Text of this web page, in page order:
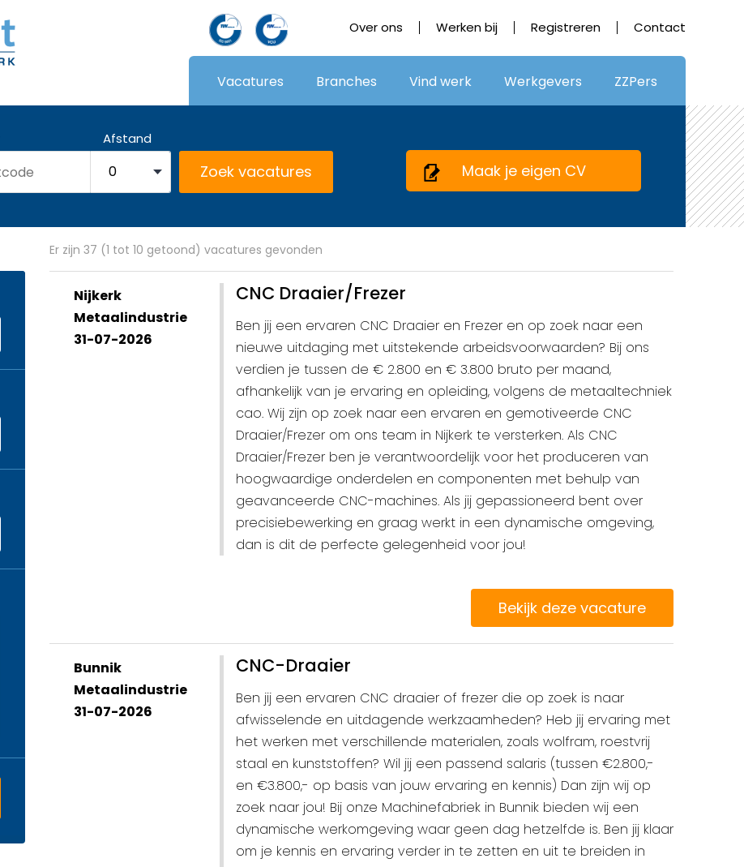
Over ons Werken bij Registreren Contact
Vacatures Branches Vind werk Werkgevers ZZPers
Afstand
Maak je eigen CV
Er zijn 37 (1 tot 10 getoond) vacatures gevonden
Nijkerk
Metaalindustrie
31-07-2026
CNC Draaier/Frezer
Ben jij een ervaren CNC Draaier en Frezer en op zoek naar een
nieuwe uitdaging met uitstekende arbeidsvoorwaarden? Bij ons
verdien je tussen de € 2.800 en € 3.800 bruto per maand,
afhankelijk van je ervaring en opleiding, volgens de metaaltechniek
cao. Wij zijn op zoek naar een ervaren en gemotiveerde CNC
Draaier/Frezer om ons team in Nijkerk te versterken. Als CNC
Draaier/Frezer ben je verantwoordelijk voor het produceren van
hoogwaardige onderdelen en componenten met behulp van
geavanceerde CNC-machines. Als jij gepassioneerd bent over
precisiebewerking en graag werkt in een dynamische omgeving,
dan is dit de perfecte gelegenheid voor jou!
Bekijk deze vacature
Bunnik
Metaalindustrie
31-07-2026
CNC-Draaier
Ben jij een ervaren CNC draaier of frezer die op zoek is naar
afwisselende en uitdagende werkzaamheden? Heb jij ervaring met
het werken met verschillende materialen, zoals wolfram, roestvrij
staal en kunststoffen? Wil jij een passend salaris (tussen €2.800,-
en €3.800,- op basis van jouw ervaring en kennis) Dan zijn wij op
zoek naar jou! Bij onze Machinefabriek in Bunnik bieden wij een
dynamische werkomgeving waar geen dag hetzelfde is. Ben jij klaar
om je kennis en ervaring verder in te zetten en uit te breiden in